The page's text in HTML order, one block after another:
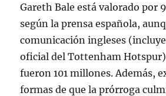
Gareth Bale está valorado por
según la prensa española,
comunicación ingleses
oficial del Tottenham Hotspur)
fueron 101 millones. Además,
formas de que la prórroga